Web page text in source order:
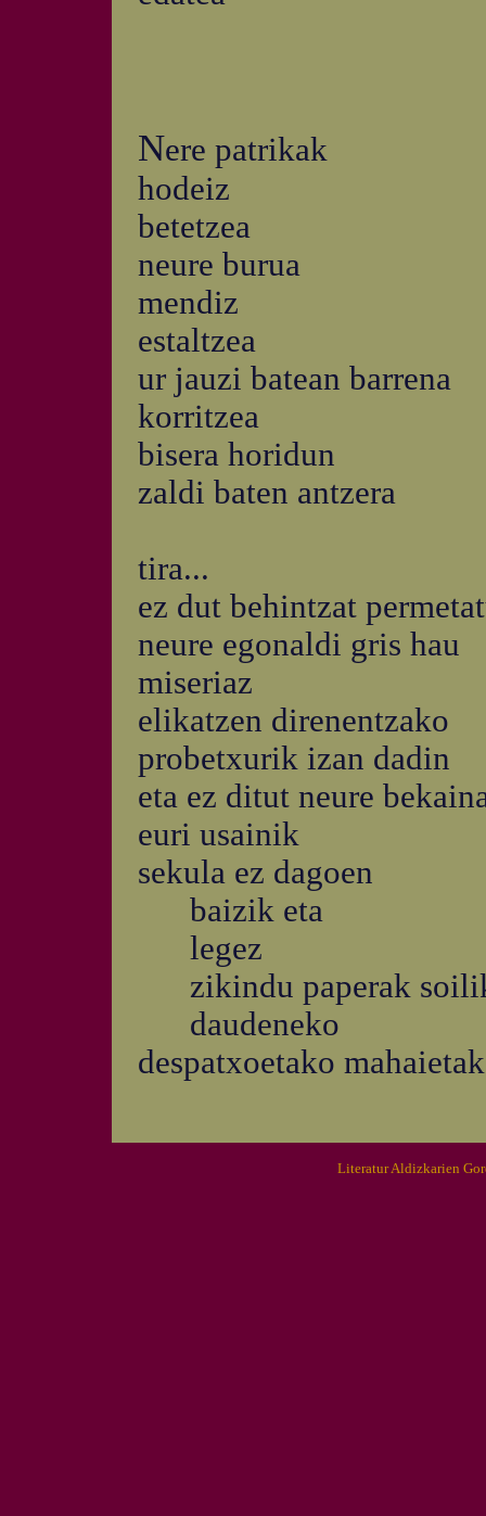
Nere patrikak
hodeiz
betetzea
neure burua
mendiz
estaltzea
ur jauzi batean barrena
korritzea
bisera horidun
zaldi baten antzera
tira...
ez dut behintzat
neure egonaldi gris hau
miseriaz
elikatzen direnentzako
probetxurik izan dadin
eta ez ditut neure
euri usainik
sekula ez dagoen
baizik eta
legez
zikindu paperak
daudeneko
despatxoetako
Literatur Aldizkarien